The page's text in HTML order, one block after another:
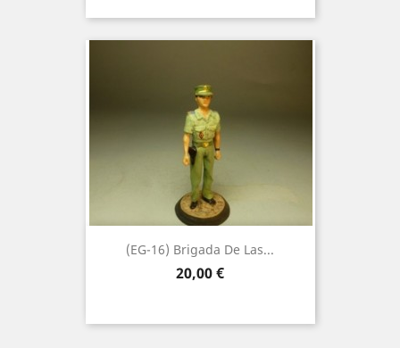
(EG-16) Brigada De Las...
Precio
20,00 €